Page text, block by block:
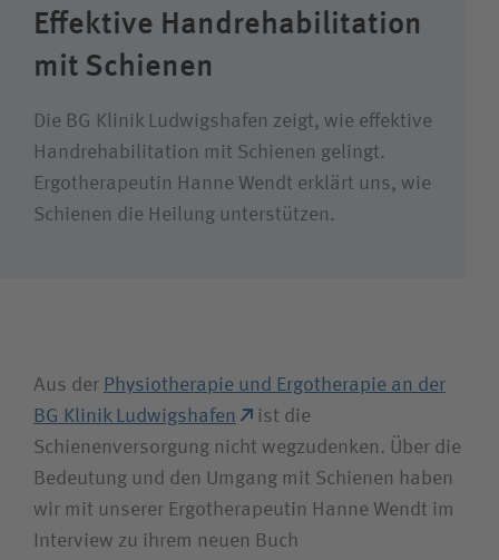
Ich bin
Zuweiserin / Zuweiser
Bewerberin /Bewerber
Journalistin / Journalist
Effektive Handrehabilitation
mit Schienen
Die BG Klinik Ludwigshafen zeigt, wie effektive
Handrehabilitation mit Schienen gelingt.
Ergotherapeutin Hanne Wendt erklärt uns, wie
Schienen die Heilung unterstützen.
Aus der Physiotherapie und Ergotherapie an der
BG Klinik Ludwigshafen
ist die
Schienenversorgung nicht wegzudenken. Über die
Bedeutung und den Umgang mit Schienen haben
wir mit unserer Ergotherapeutin Hanne Wendt im
Interview zu ihrem neuen Buch